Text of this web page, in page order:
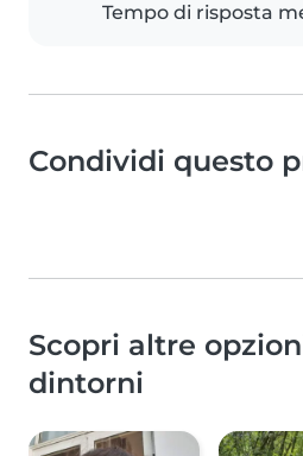
Tempo di risposta
Condividi questo
Scopri altre
dintorni